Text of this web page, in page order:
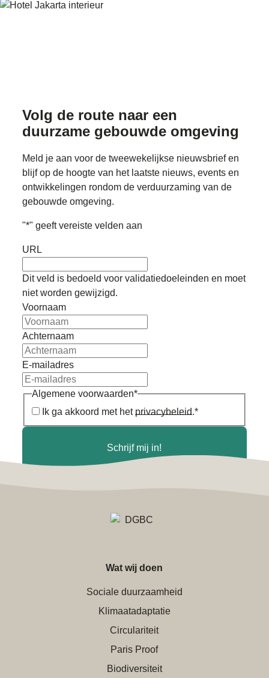
Volg de route naar een
duurzame gebouwde omgeving
Meld je aan voor de tweewekelijkse nieuwsbrief en
blijf op de hoogte van het laatste nieuws, events en
ontwikkelingen rondom de verduurzaming van de
gebouwde omgeving.
"*" geeft vereiste velden aan
URL
Dit veld is bedoeld voor validatiedoeleinden en moet
niet worden gewijzigd.
Voornaam
Achternaam
E-mailadres
Algemene voorwaarden*
Ik ga akkoord met het privacybeleid.*
Schrijf mij in!
Wat wij doen
Sociale duurzaamheid
Klimaatadaptatie
Circulariteit
Paris Proof
Biodiversiteit